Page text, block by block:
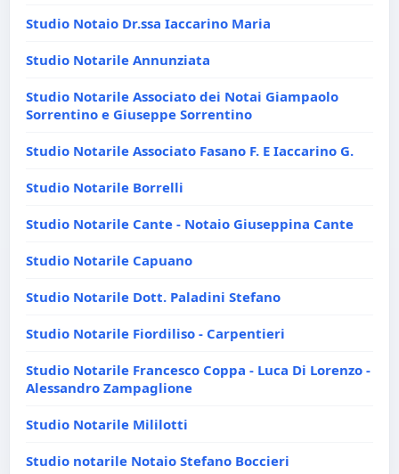
Studio Notaio Dr.ssa Iaccarino Maria
Studio Notarile Annunziata
Studio Notarile Associato dei Notai Giampaolo
Sorrentino e Giuseppe Sorrentino
Studio Notarile Associato Fasano F. E Iaccarino G.
Studio Notarile Borrelli
Studio Notarile Cante - Notaio Giuseppina Cante
Studio Notarile Capuano
Studio Notarile Dott. Paladini Stefano
Studio Notarile Fiordiliso - Carpentieri
Studio Notarile Francesco Coppa - Luca Di Lorenzo -
Alessandro Zampaglione
Studio Notarile Mililotti
Studio notarile Notaio Stefano Boccieri